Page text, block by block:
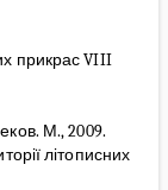
прикрас VIII
М., 2009.
літописних